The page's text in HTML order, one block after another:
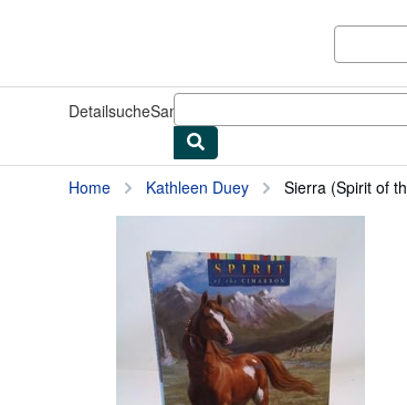
DetailsucheSammlungen
Home Kathleen Duey Sierra (Spirit of